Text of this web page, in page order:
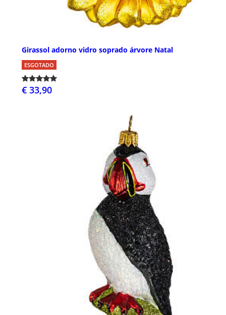
Girassol adorno vidro soprado árvore Natal
ESGOTADO
€ 33,90